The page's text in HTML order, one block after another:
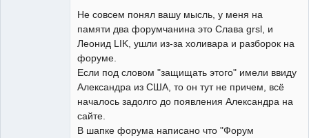
Не совсем понял вашу мысль, у меня на
памяти два форумчанина это Слава grsl, и
Леонид LIK, ушли из-за холивара и разборок на
форуме.
Если под словом "защищать этого" имели ввиду
Александра из США, то он тут не причем, всё
началось задолго до появления Александра на
сайте.
В шапке форума написано что "Форум